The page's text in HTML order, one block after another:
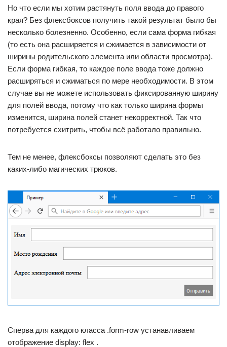
Но что если мы хотим растянуть поля ввода до правого
края? Без флексбоксов получить такой результат было бы
несколько болезненно. Особенно, если сама форма гибкая
(то есть она расширяется и сжимается в зависимости от
ширины родительского элемента или области просмотра).
Если форма гибкая, то каждое поле ввода тоже должно
расширяться и сжиматься по мере необходимости. В этом
случае вы не можете использовать фиксированную ширину
для полей ввода, потому что как только ширина формы
изменится, ширина полей станет некорректной. Так что
потребуется схитрить, чтобы всё работало правильно.
Тем не менее, флексбоксы позволяют сделать это без
каких-либо магических трюков.
Сперва для каждого класса .form-row устанавливаем
отображение display: flex .